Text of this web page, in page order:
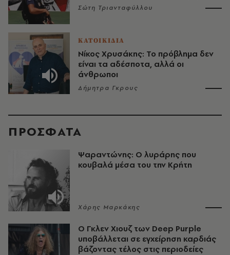
Σώτη Τριανταφύλλου
ΚΑΤΟΙΚΙΔΙΑ
Νίκος Χρυσάκης: Το πρόβλημα δεν
είναι τα αδέσποτα, αλλά οι
άνθρωποι
Δήμητρα Γκρους
ΠΡΟΣΦΑΤΑ
Ψαραντώνης: Ο λυράρης που
κουβαλά μέσα του την Κρήτη
Χάρης Μαρκάκης
O Γκλεν Χιουζ των Deep Purple
υποβάλλεται σε εγχείρηση καρδιάς
βάζοντας τέλος στις περιοδείες